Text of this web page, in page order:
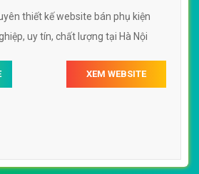
thiết kế website bán phụ kiện
uy tín, chất lượng tại Hà Nội
XEM WEBSITE